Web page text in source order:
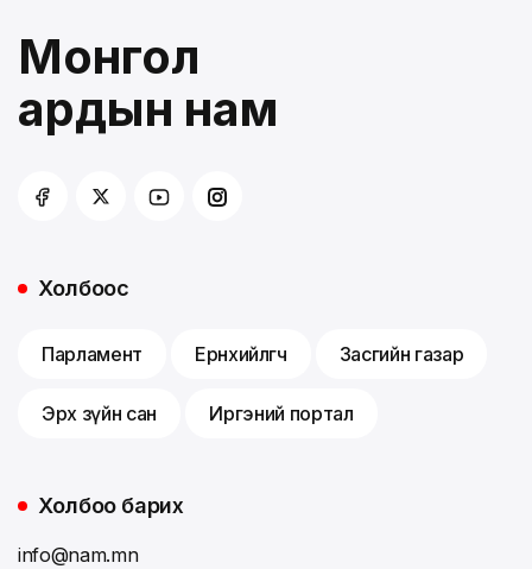
Монгол
ардын нам
Холбоос
Парламент Ерөнхийлөгч Засгийн газар
Эрх зүйн сан Иргэний портал
Холбоо барих
info@nam.mn